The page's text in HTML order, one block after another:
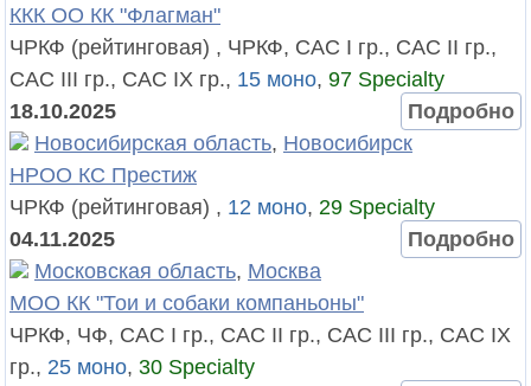
ККК ОО КК "Флагман"
ЧРКФ (рейтинговая) , ЧРКФ, САС I гр., САС II гр.,
САС III гр., САС IX гр., 15 моно, 97 Specialty
18.10.2025
Подробно
Новосибирская область, Новосибирск
НРОО КС Престиж
ЧРКФ (рейтинговая) , 12 моно, 29 Specialty
04.11.2025
Подробно
Московская область, Москва
МОО КК "Тои и собаки компаньоны"
ЧРКФ, ЧФ, САС I гр., САС II гр., САС III гр., САС IX
гр., 25 моно, 30 Specialty